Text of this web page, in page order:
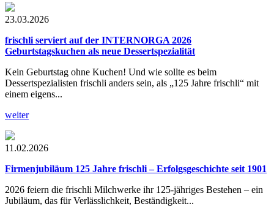
23.03.2026
frischli serviert auf der INTERNORGA 2026
Geburtstagskuchen als neue Dessertspezialität
Kein Geburtstag ohne Kuchen! Und wie sollte es beim
Dessertspezialisten frischli anders sein, als „125 Jahre frischli“ mit
einem eigens...
weiter
11.02.2026
Firmenjubiläum 125 Jahre frischli – Erfolgsgeschichte seit 1901
2026 feiern die frischli Milchwerke ihr 125-jähriges Bestehen – ein
Jubiläum, das für Verlässlichkeit, Beständigkeit...